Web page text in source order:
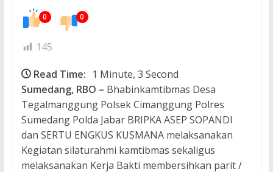
0 0
145
Read Time: 1 Minute, 3 Second
Sumedang, RBO – Bhabinkamtibmas Desa
Tegalmanggung Polsek Cimanggung Polres
Sumedang Polda Jabar BRIPKA ASEP SOPANDI
dan SERTU ENGKUS KUSMANA melaksanakan
Kegiatan silaturahmi kamtibmas sekaligus
melaksanakan Kerja Bakti membersihkan parit /